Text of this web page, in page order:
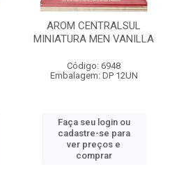
AROM CENTRALSUL
MINIATURA MEN VANILLA
Código: 6948
Embalagem: DP 12UN
Faça seu login ou
cadastre-se para
ver preços e
comprar